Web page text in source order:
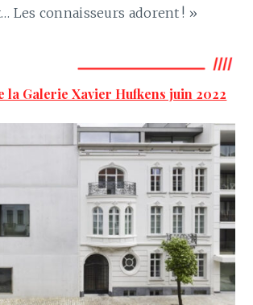
Les connaisseurs adorent ! »
la Galerie Xavier Hufkens juin 2022